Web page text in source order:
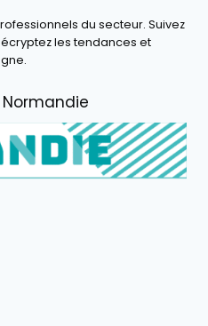
du secteur. Suivez
les tendances et